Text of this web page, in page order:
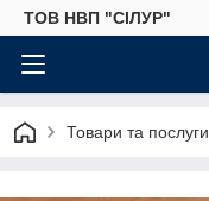
ТОВ НВП "СІЛУР"
Товари та послуги